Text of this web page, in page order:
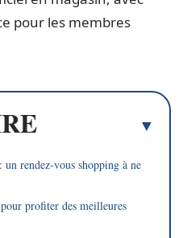
pour les membres
rendez-vous shopping à ne
profiter des meilleures